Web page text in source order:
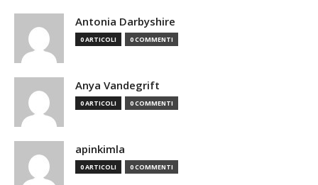
Antonia Darbyshire
0 ARTICOLI 0 COMMENTI
Anya Vandegrift
0 ARTICOLI 0 COMMENTI
apinkimla
0 ARTICOLI 0 COMMENTI